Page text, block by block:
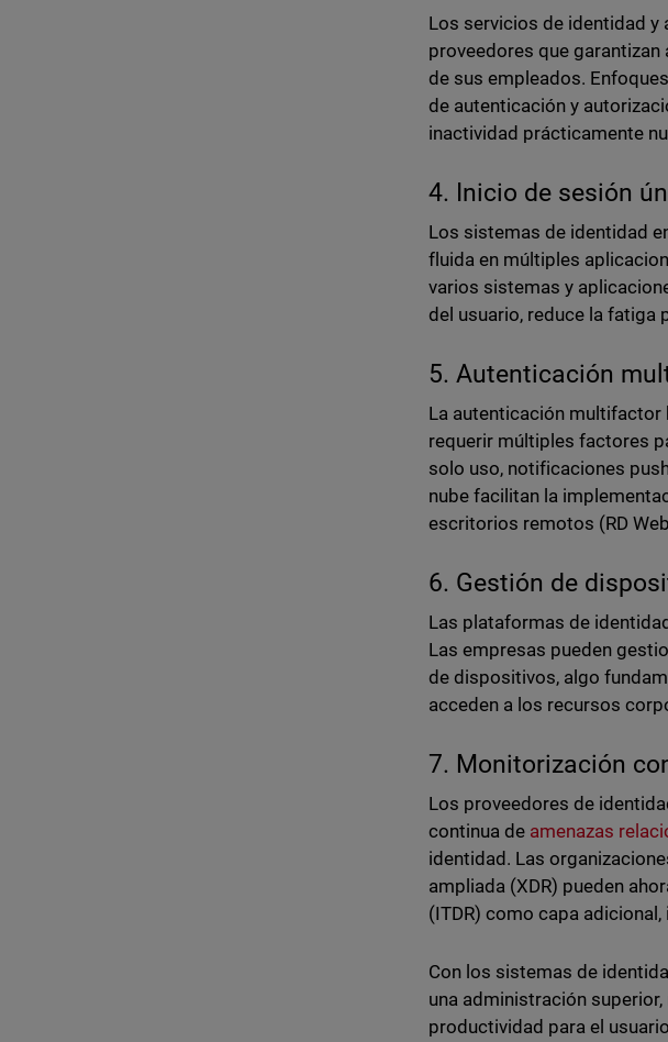
Los servicios de identidad y
proveedores que
de sus empleados.
de autenticación y
inactividad prácticamente
4. Inicio de sesión
Los sistemas de identidad
fluida en múltiples
varios sistemas y
del usuario, reduce la fatiga
5. Autenticación
La autenticación multifactor
requerir múltiples factores
solo uso, notificaciones
nube facilitan la
escritorios remotos (RD
6. Gestión de
Las plataformas de
Las empresas pueden
de dispositivos, algo
acceden a los recursos
7. Monitorización
Los proveedores de
continua de amenazas
identidad. Las
ampliada (XDR) pueden
(ITDR) como capa
Con los sistemas de
una administración
productividad para el